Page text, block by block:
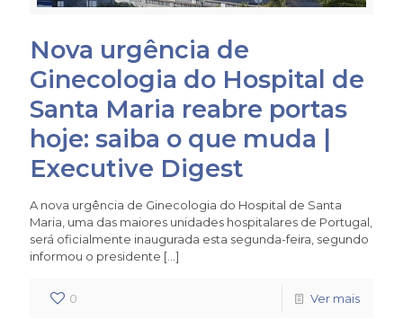
Nova urgência de
Ginecologia do Hospital de
Santa Maria reabre portas
hoje: saiba o que muda |
Executive Digest
A nova urgência de Ginecologia do Hospital de Santa
Maria, uma das maiores unidades hospitalares de Portugal,
será oficialmente inaugurada esta segunda-feira, segundo
informou o presidente […]
0 Ver mais